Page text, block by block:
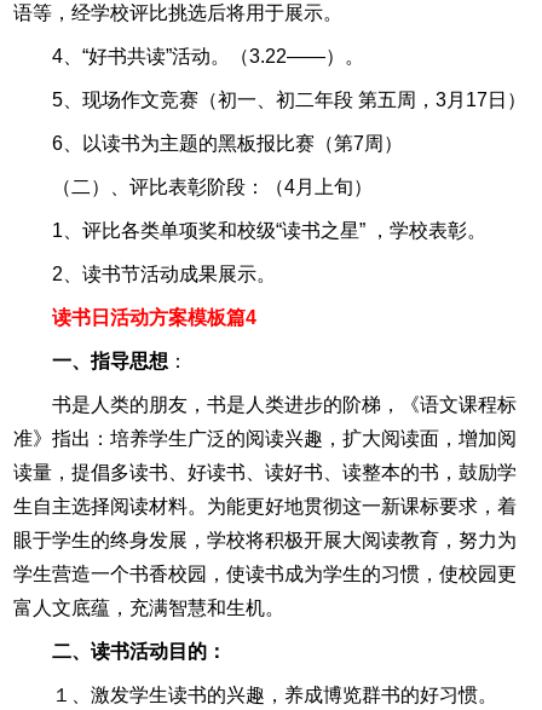
语等，经学校评比挑选后将用于展示。
4、“好书共读”活动。（3.22——）。
5、现场作文竞赛（初一、初二年段 第五周，3月17日）
6、以读书为主题的黑板报比赛（第7周）
（二）、评比表彰阶段：（4月上旬）
1、评比各类单项奖和校级“读书之星” ，学校表彰。
2、读书节活动成果展示。
读书日活动方案模板篇4
一、指导思想 ：
书是人类的朋友，书是人类进步的阶梯，《语文课程标
准》指出：培养学生广泛的阅读兴趣，扩大阅读面，增加阅
读量，提倡多读书、好读书、读好书、读整本的书，鼓励学
生自主选择阅读材料。为能更好地贯彻这一新课标要求，着
眼于学生的终身发展，学校将积极开展大阅读教育，努力为
学生营造一个书香校园，使读书成为学生的习惯，使校园更
富人文底蕴，充满智慧和生机。
二、读书活动目的：
１、激发学生读书的兴趣，养成博览群书的好习惯。